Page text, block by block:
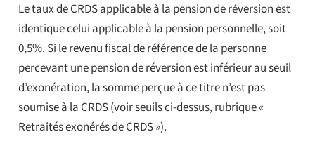
Le taux de CRDS applicable à la pension de réversion est
identique celui applicable à la pension personnelle, soit
0,5%. Si le revenu fiscal de référence de la personne
percevant une pension de réversion est inférieur au seuil
d’exonération, la somme perçue à ce titre n’est pas
soumise à la CRDS (voir seuils ci-dessus, rubrique «
Retraités exonérés de CRDS »).